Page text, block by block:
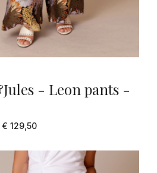
- Leon pants -
€ 129,50